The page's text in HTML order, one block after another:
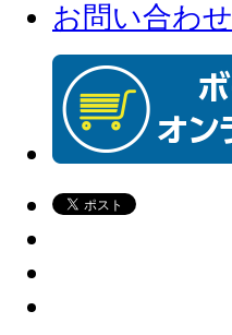
お問い合わせ